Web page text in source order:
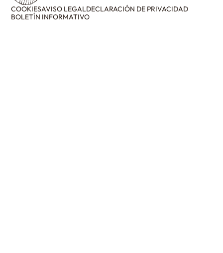
COOKIESAVISO LEGALDECLARACIÓN DE PRIVACIDAD
BOLETÍN INFORMATIVO